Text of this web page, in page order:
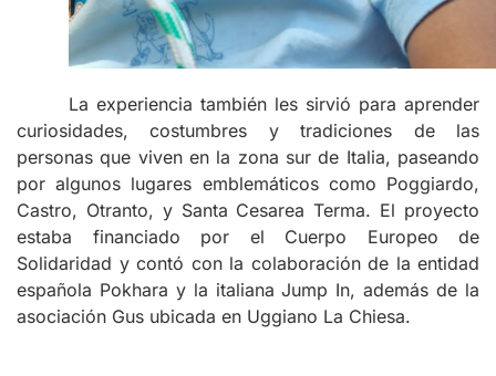
La experiencia también les sirvió para aprender
curiosidades, costumbres y tradiciones de las
personas que viven en la zona sur de Italia, paseando
por algunos lugares emblemáticos como Poggiardo,
Castro, Otranto, y Santa Cesarea Terma. El proyecto
estaba financiado por el Cuerpo Europeo de
Solidaridad y contó con la colaboración de la entidad
española Pokhara y la italiana Jump In, además de la
asociación Gus ubicada en Uggiano La Chiesa.